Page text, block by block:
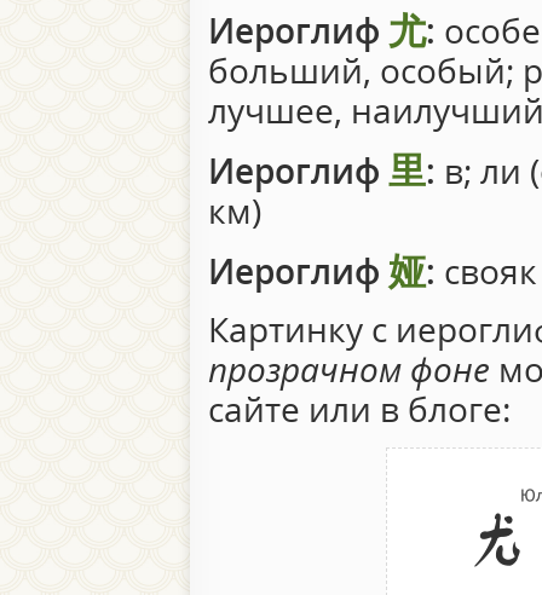
Иероглиф 尤:
больший, особый;
лучшее,
Иероглиф 里: в; ли
км)
Иероглиф 娅: свояк
Картинку с
прозрачном фоне
сайте или в блоге: